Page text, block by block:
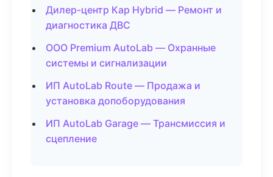
Дилер-центр Кар Hybrid — Ремонт и
диагностика ДВС
ООО Premium AutoLab — Охранные
системы и сигнализации
ИП AutoLab Route — Продажа и
установка допоборудования
ИП AutoLab Garage — Трансмиссия и
сцепление